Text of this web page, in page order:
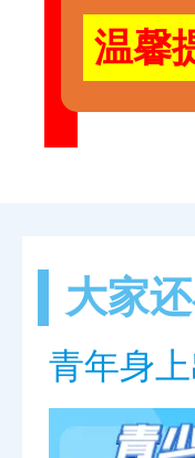
温馨
大家
青年身